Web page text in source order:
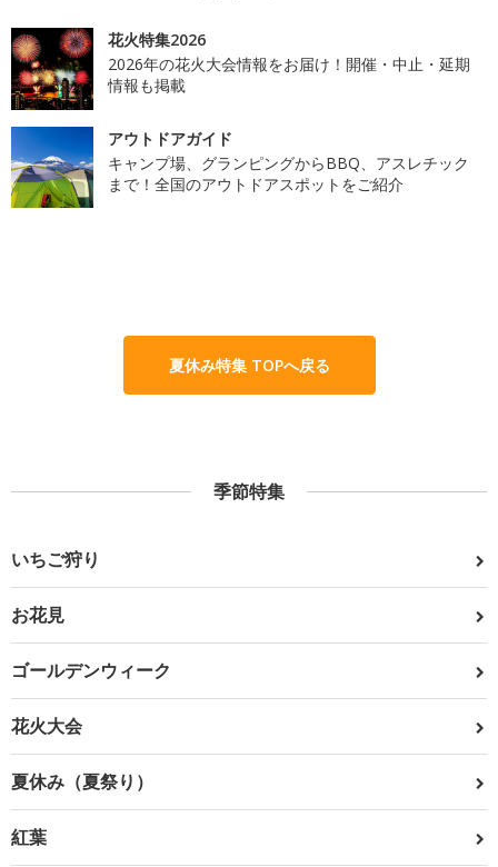
花火特集2026
2026年の花火大会情報をお届け！開催・中止・延期
情報も掲載
アウトドアガイド
キャンプ場、グランピングからBBQ、アスレチック
まで！全国のアウトドアスポットをご紹介
夏休み特集 TOPへ戻る
季節特集
いちご狩り
お花見
ゴールデンウィーク
花火大会
夏休み（夏祭り）
紅葉